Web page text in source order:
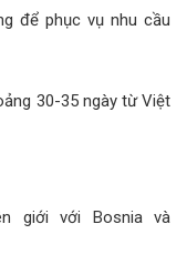
để phục vụ nhu cầu
30-35 ngày từ Việt
giới với Bosnia và